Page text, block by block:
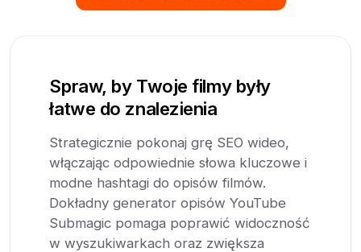
Spraw, by Twoje filmy były
łatwe do znalezienia
Strategicznie pokonaj grę SEO wideo,
włączając odpowiednie słowa kluczowe i
modne hashtagi do opisów filmów.
Dokładny generator opisów YouTube
Submagic pomaga poprawić widoczność
w wyszukiwarkach oraz zwiększa